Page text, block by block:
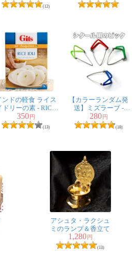
(12)
ンドの軽食 ライス
ドリーの素 - RICE
IDLI Mix 【Gits】
350円
(13)
【カラーランダム発
送】ミズラーブ -
Mizrab【シタール用
のピック】
280円
(18)
アシュタ・ラクシュ
ミのランプ＆香立て
1,280 円
(13)